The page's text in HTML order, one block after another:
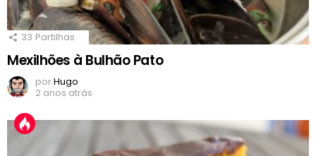
33 Partilhas
Mexilhões à Bulhão Pato
porHugo
2 anos atrás